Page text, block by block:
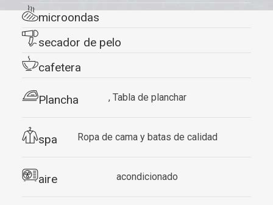
microondas
secador de pelo
​cafetera
​Plancha , Tabla de planchar
​Ropa de cama y batas de calidad
spa
aire acondicionado